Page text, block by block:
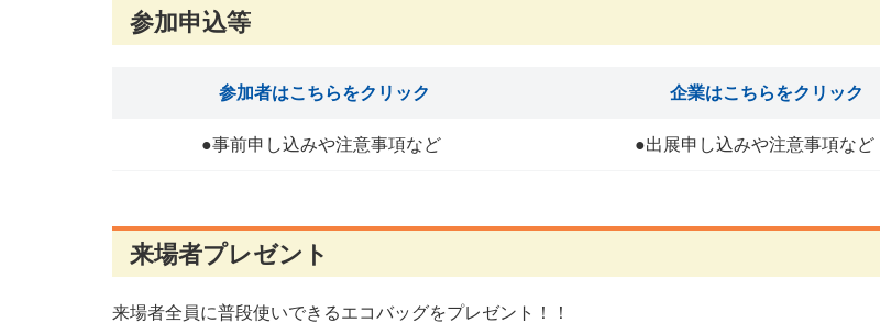
参加申込等
参加者はこちらをクリック 企業はこちらをクリック
●事前申し込みや注意事項など ●出展申し込みや注意事項など
来場者プレゼント
来場者全員に普段使いできるエコバッグをプレゼント！！